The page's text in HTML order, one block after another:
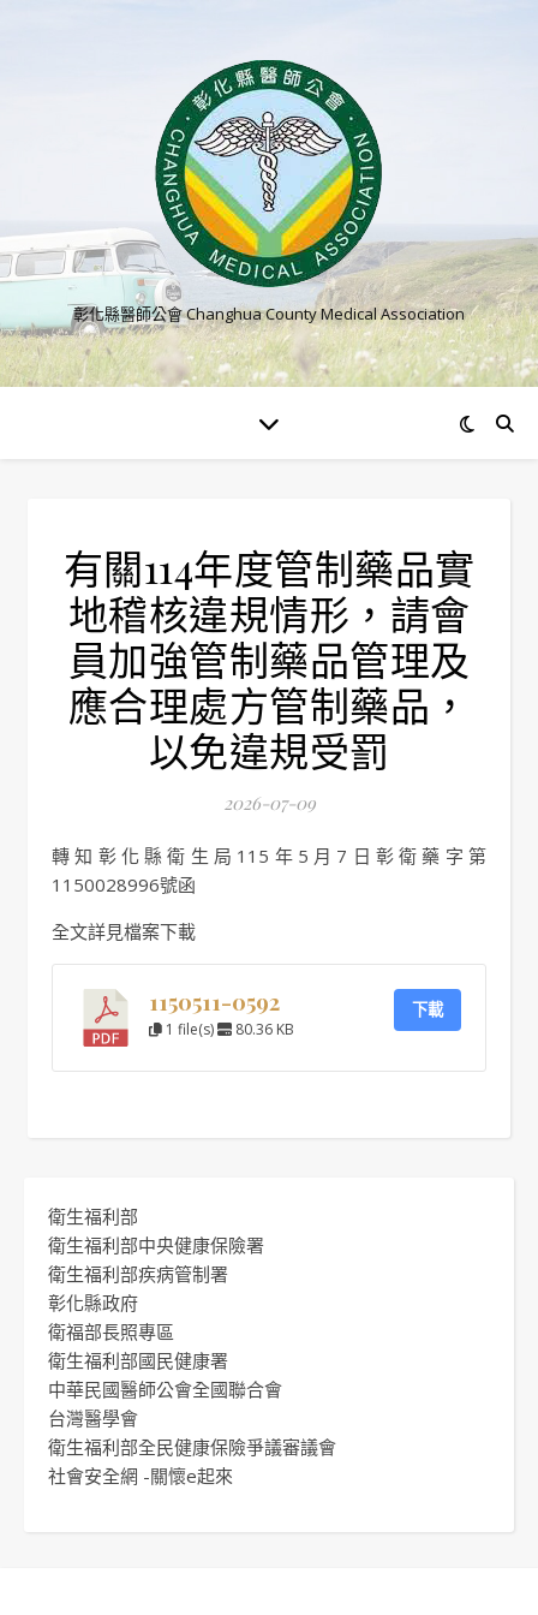
彰化縣醫師公會 Changhua County Medical Association
有關114年度管制藥品實
地稽核違規情形，請會
員加強管制藥品管理及
應合理處方管制藥品，
以免違規受罰
2026-07-09
轉知彰化縣衛生局115年5月7日彰衛藥字第
1150028996號函
全文詳見檔案下載
1150511-0592
1 file(s) 80.36 KB
下載
衛生福利部
衛生福利部中央健康保險署
衛生福利部疾病管制署
彰化縣政府
衛福部長照專區
衛生福利部國民健康署
中華民國醫師公會全國聯合會
台灣醫學會
衛生福利部全民健康保險爭議審議會
社會安全網 -關懷e起來